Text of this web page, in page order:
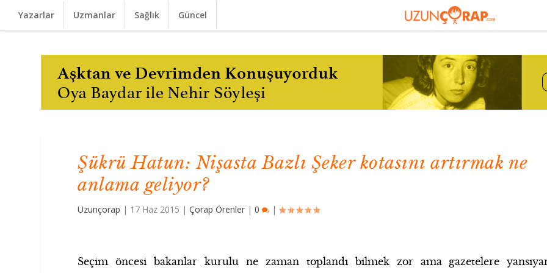
Yazarlar Uzmanlar Sağlık Güncel
Şükrü Hatun: Nişasta Bazlı Şeker kotasını artırmak ne
anlama geliyor?
Uzunçorap | 17 Haz 2015 |Çorap Örenler |0 |
Seçim öncesi bakanlar kurulu ne zaman toplandı bilmek zor ama gazetelere